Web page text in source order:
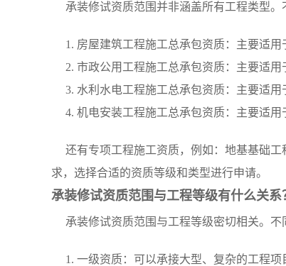
承装修试资质范围并非涵盖所有工程类型
1. 房屋建筑工程施工总承包资质：主要适
2. 市政公用工程施工总承包资质：主要适
3. 水利水电工程施工总承包资质：主要适
4. 机电安装工程施工总承包资质：主要适
还有专项工程施工资质，例如：地基基础
求，选择合适的资质等级和类型进行申请。
承装修试资质范围与工程等级有什么关系
承装修试资质范围与工程等级密切相关。
1. 一级资质：可以承接大型、复杂的工程